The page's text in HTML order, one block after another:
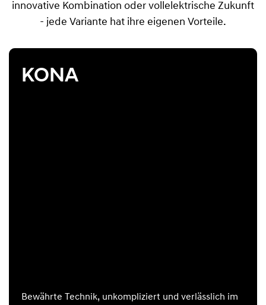
innovative Kombination oder vollelektrische Zukunft
- jede Variante hat ihre eigenen Vorteile.
KONA
Bewährte Technik, unkompliziert und verlässlich im